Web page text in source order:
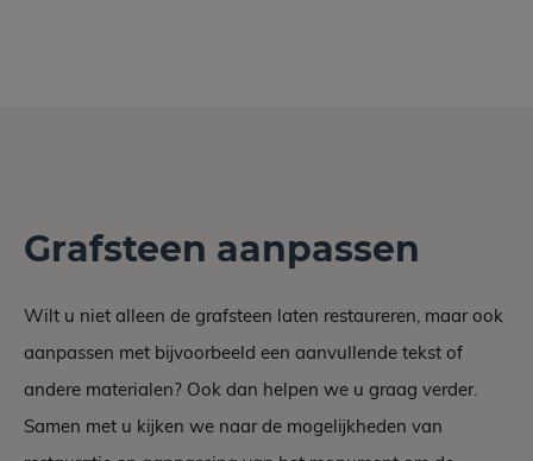
Grafsteen aanpassen
Wilt u niet alleen de grafsteen laten restaureren, maar ook
aanpassen met bijvoorbeeld een aanvullende tekst of
andere materialen? Ook dan helpen we u graag verder.
Samen met u kijken we naar de mogelijkheden van